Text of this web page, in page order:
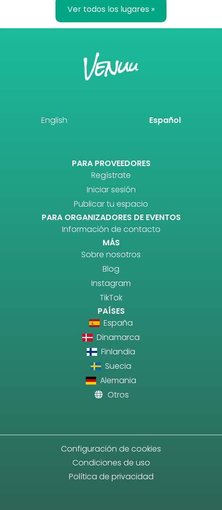
Ver todos los lugares »
English Español
PARA PROVEEDORES
Regístrate
Iniciar sesión
Publicar tu espacio
PARA ORGANIZADORES DE EVENTOS
Información de contacto
MÁS
Sobre nosotros
Blog
Instagram
TikTok
PAÍSES
España
Dinamarca
Finlandia
Suecia
Alemania
Otros
Configuración de cookies
Condiciones de uso
Política de privacidad